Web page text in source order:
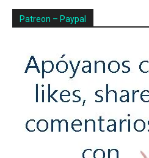
Patreon – Paypal